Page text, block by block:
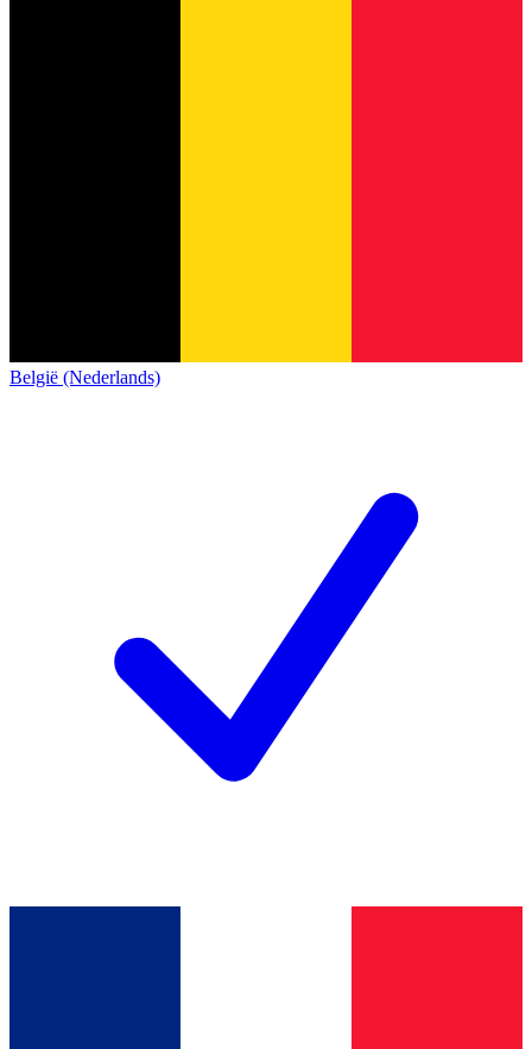
België (Nederlands)